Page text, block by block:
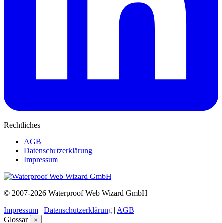
Rechtliches
AGB
Datenschutzerklärung
Impressum
© 2007-2026 Waterproof Web Wizard GmbH
Impressum | Datenschutzerklärung | AGB
Glossar
×